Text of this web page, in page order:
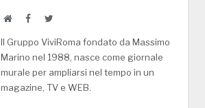
WebsiteFacebookTwitter
Il Gruppo ViviRoma fondato da Massimo
Marino nel 1988, nasce come giornale
murale per ampliarsi nel tempo in un
magazine, TV e WEB.